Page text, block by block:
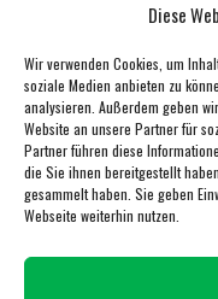
Diese
Wir verwenden Cookies, um
soziale Medien anbieten zu
analysieren. Außerdem geben
Website an unsere Partner für
Partner führen diese
die Sie ihnen bereitgestellt
gesammelt haben. Sie geben
Webseite weiterhin nutzen.
VERSAND